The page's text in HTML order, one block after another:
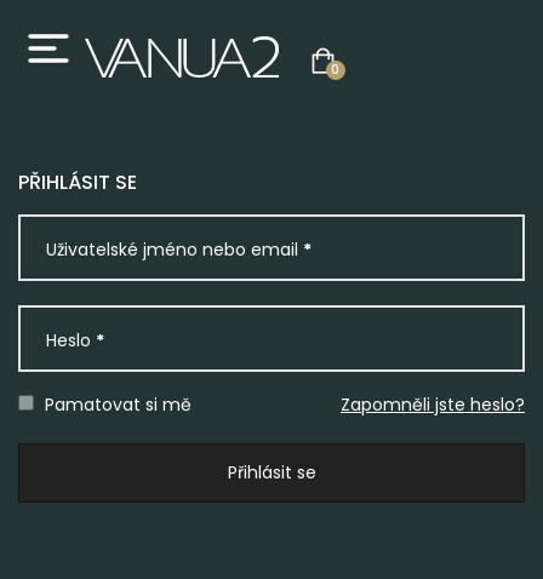
0
PŘIHLÁSIT SE
Uživatelské jméno nebo email *
Heslo *
Pamatovat si mě Zapomněli jste heslo?